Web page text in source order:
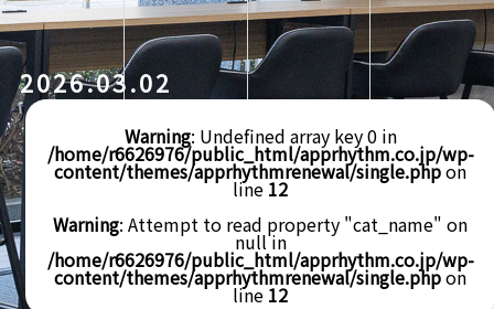
2026.03.02
Warning: Undefined array key 0 in
/home/r6626976/public_html/apprhythm.co.jp/wp-
content/themes/apprhythmrenewal/single.phpon
line 12
Warning: Attempt to read property "cat_name" on
null in
/home/r6626976/public_html/apprhythm.co.jp/wp-
content/themes/apprhythmrenewal/single.phpon
line 12